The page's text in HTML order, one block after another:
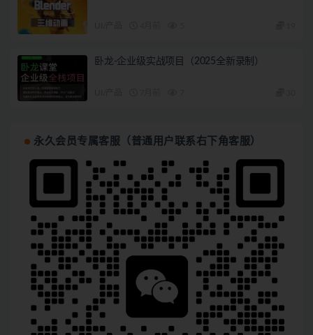
卧龙-企业级实战项目（2025全新录制）
永久会员专属客服（普通用户联系右下角客服）